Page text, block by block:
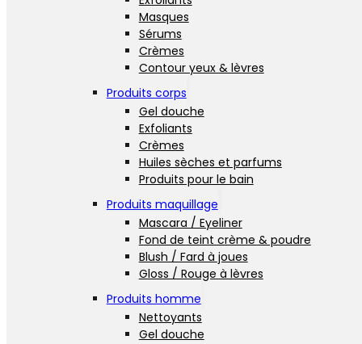
Masques
Sérums
Crèmes
Contour yeux & lèvres
Produits corps
Gel douche
Exfoliants
Crèmes
Huiles sèches et parfums
Produits pour le bain
Produits maquillage
Mascara / Eyeliner
Fond de teint crème & poudre
Blush / Fard à joues
Gloss / Rouge à lèvres
Produits homme
Nettoyants
Gel douche